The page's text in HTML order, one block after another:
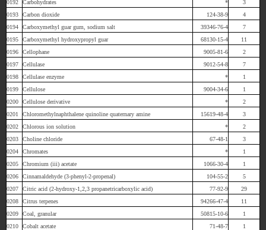
0192 Carbohydrates *
3
0193
Carbon dioxide 124-38-9
4
0194
Carboxymethyl guar gum, sodium salt 39346-76-4
7
0195
Carboxymethyl hydroxypropyl guar 68130-15-4
11
0196
Cellophane 9005-81-6
2
0197
Cellulase 9012-54-8
7
0198
Cellulase enzyme *
1
0199
Cellulose 9004-34-6
1
0200
Cellulose derivative *
2
0201
Chloromethylnaphthalene quinoline quaternary amine 15619-48-4
3
0202
Chlorous ion solution *
2
0203
Choline chloride 67-48-1
3
0204
Chromates *
1
0205
Chromium (iii) acetate 1066-30-4
1
0206
Cinnamaldehyde (3-phenyl-2-propenal) 104-55-2
5
0207
Citric acid (2-hydroxy-1,2,3 propanetricarboxylic acid) 77-92-9
29
0208
Citrus terpenes 94266-47-4
11
0209
Coal, granular 50815-10-6
1
0210
Cobalt acetate 71-48-7
1